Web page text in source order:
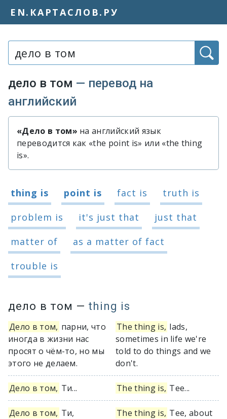
EN.КАРТАСЛОВ.РУ
дело в том — перевод на
английский
Быстрый перевод
«Дело в том» на английский язык
переводится как «the point is» или «the thing
is».
Варианты перевода
thing is point is fact is
truth is
problem is
it's just that
just that
matter of
as a matter of fact
trouble is
дело в том — thing is
Дело в том, парни, что
иногда в жизни нас
просят о чём-то, но мы
этого не делаем.
The thing is, lads,
sometimes in life we're
told to do things and we
don't.
Дело в том, Ти... The thing is, Tee...
Дело в том, Ти,
The thing is, Tee, about